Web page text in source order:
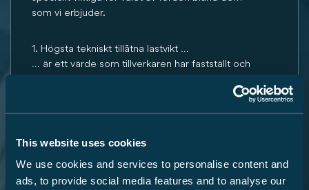
This website uses cookies
We use cookies and services to personalise content and
ads, to provide social media features and to analyse our
som vi erbjuder.
1. Högsta tekniskt tillåtna lastvikt …
… är ett värde som tillverkaren har fastställt och
planritningen fastställer Carado en övre gräns för
planlösning finns i Tekniska Data.
2. Vikt i körklart skick …